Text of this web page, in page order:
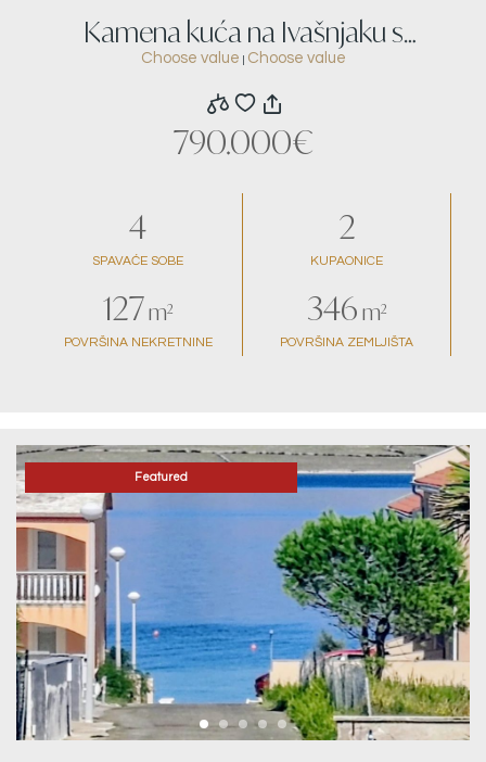
Kamena kuća na Ivašnjaku s
Choose value Choose value
790.000€
4
SPAVAĆE SOBE
2
KUPAONICE
127m²
POVRŠINA NEKRETNINE
346 m²
POVRŠINA ZEMLJIŠTA
Featured